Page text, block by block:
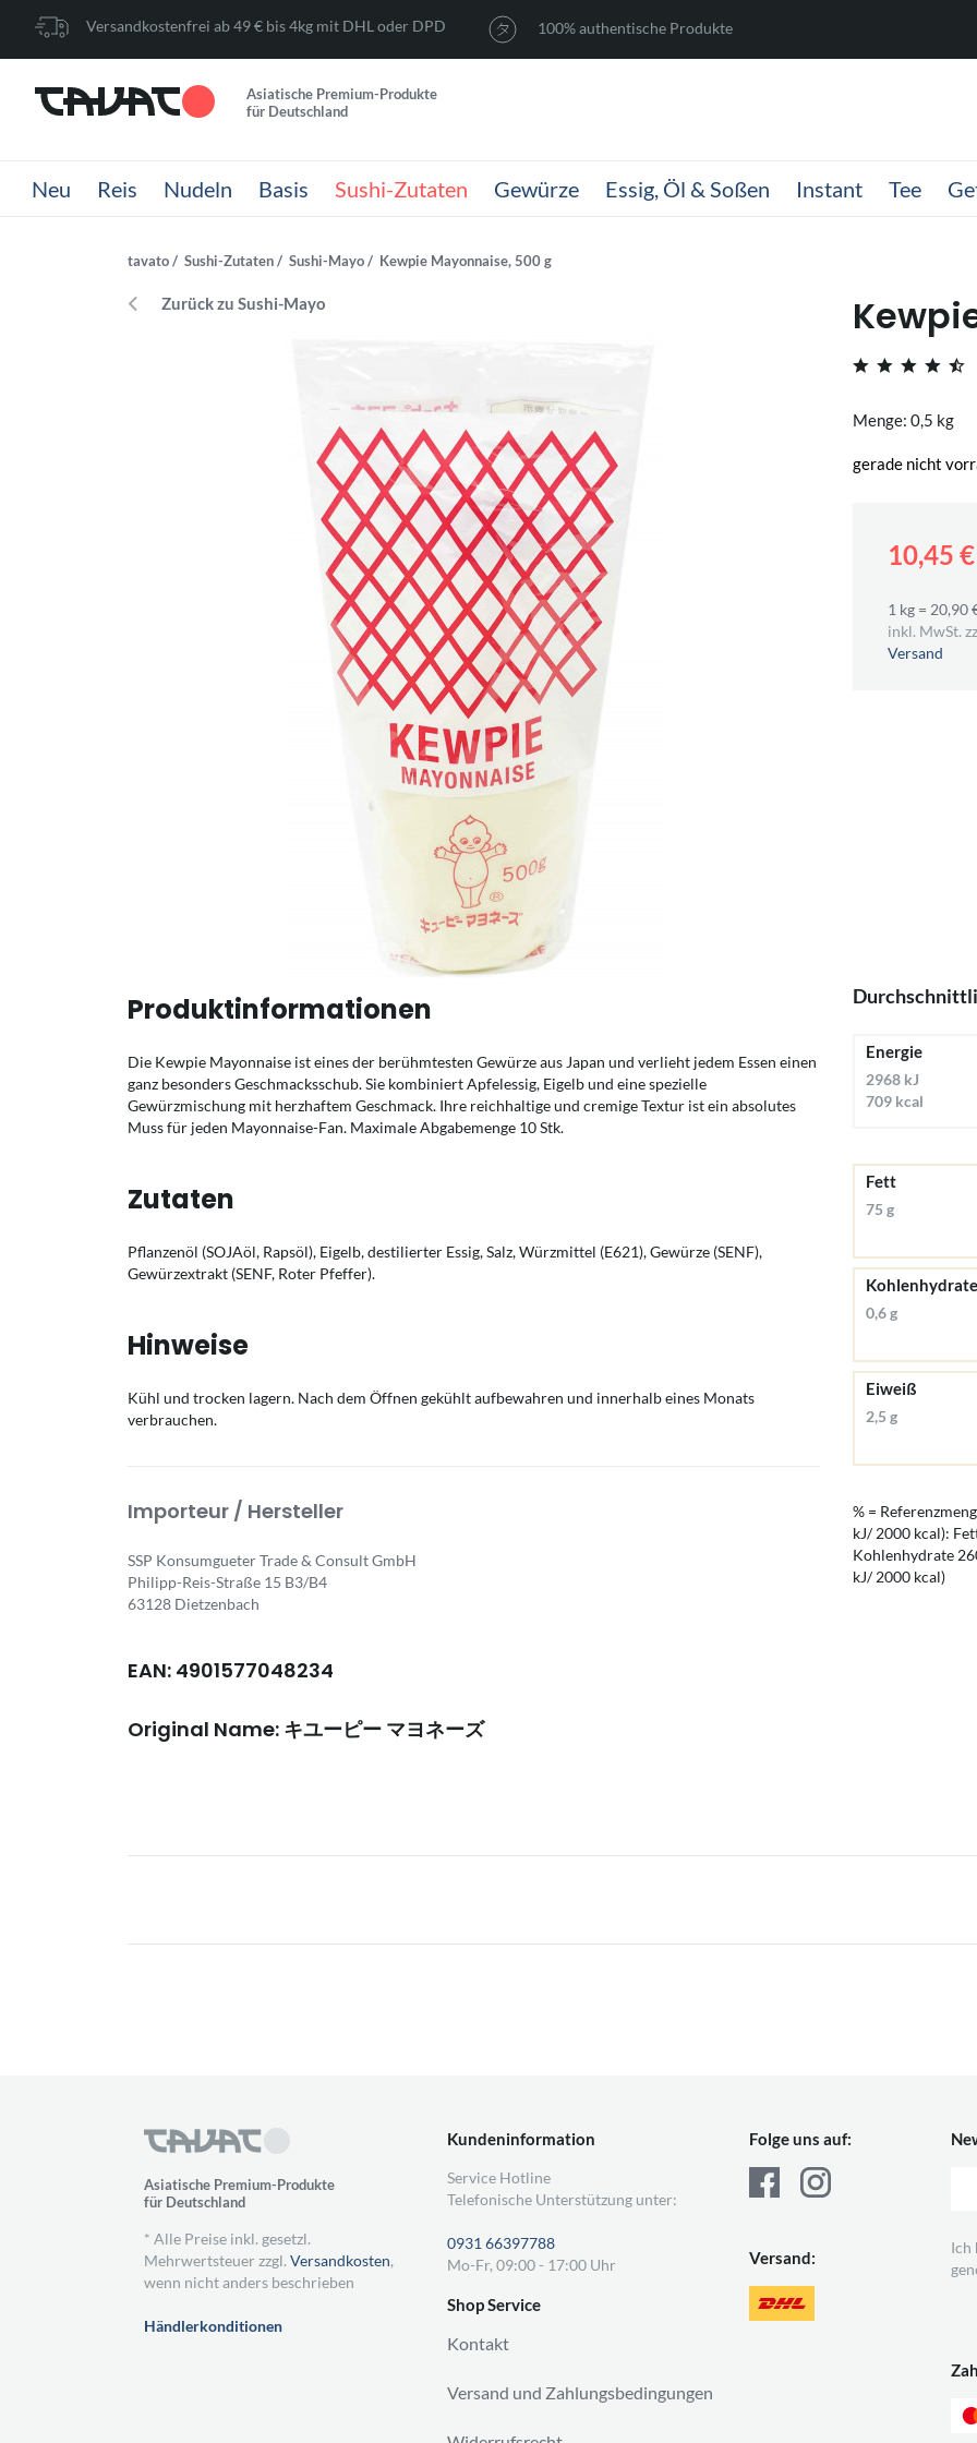
Versandkostenfrei ab 49 € bis 4kg mit DHL oder DPD 100% authentische Produkte
Asiatische Premium-Produkte
für Deutschland
Neu Reis Nudeln Basis Sushi-Zutaten Gewürze Essig, Öl & Soßen Instant Tee
tavato Sushi-Zutaten Sushi-Mayo Kewpie Mayonnaise, 500 g
Zurück zu Sushi-Mayo
Menge: 0,5 kg
gerade nicht
10,45 €
1 kg = 20,90
inkl. MwSt.
Versand
Produktinformationen
Die Kewpie Mayonnaise ist eines der berühmtesten Gewürze aus Japan und verlieht jedem Essen einen
ganz besonders Geschmacksschub. Sie kombiniert Apfelessig, Eigelb und eine spezielle
Gewürzmischung mit herzhaftem Geschmack. Ihre reichhaltige und cremige Textur ist ein absolutes
Muss für jeden Mayonnaise-Fan. Maximale Abgabemenge 10 Stk.
Zutaten
Pflanzenöl (SOJAöl, Rapsöl), Eigelb, destilierter Essig, Salz, Würzmittel (E621), Gewürze (SENF),
Gewürzextrakt (SENF, Roter Pfeffer).
Hinweise
Kühl und trocken lagern. Nach dem Öffnen gekühlt aufbewahren und innerhalb eines Monats
verbrauchen.
Importeur / Hersteller
SSP Konsumgueter Trade & Consult GmbH
Philipp-Reis-Straße 15 B3/B4
63128 Dietzenbach
EAN: 4901577048234
Original Name: キユーピー マヨネーズ
Energie
2968 kJ
709 kcal
Fett
75 g
Kohlenhydrate
0,6 g
Eiweiß
2,5 g
% =
kJ/ 2000 kcal):
Kohlenhydrate
kJ/ 2000 kcal)
Asiatische Premium-Produkte
für Deutschland
* Alle Preise inkl. gesetzl.
Mehrwertsteuer zzgl. Versandkosten,
wenn nicht anders beschrieben
Händlerkonditionen
Kundeninformation
Service Hotline
Telefonische Unterstützung unter:
0931 66397788
Mo-Fr, 09:00 - 17:00 Uhr
Shop Service
Kontakt
Versand und Zahlungsbedingungen
Folge uns auf:
Versand:
Ich